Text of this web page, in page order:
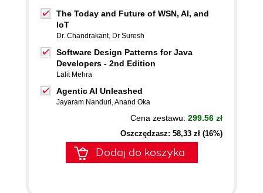
The Today and Future of WSN, AI, and
IoT
Dr. Chandrakant, Dr Suresh
Software Design Patterns for Java
Developers - 2nd Edition
Lalit Mehra
Agentic AI Unleashed
Jayaram Nanduri,Anand Oka
Cena zestawu: 299.56 zł
Oszczędzasz: 58,33 zł (16%)
Dodaj do koszyka